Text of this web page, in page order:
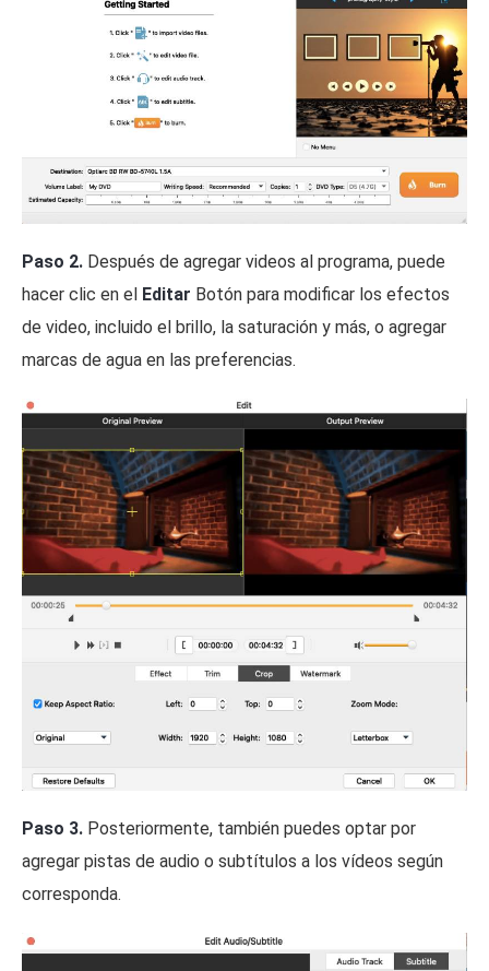
Paso 2. Después de agregar videos al programa, puede
hacer clic en el
Editar Botón para modificar los efectos
de video, incluido el brillo, la saturación y más, o agregar
marcas de agua en las preferencias.
Paso 3. Posteriormente, también puedes optar por
agregar pistas de audio o subtítulos a los vídeos según
corresponda.